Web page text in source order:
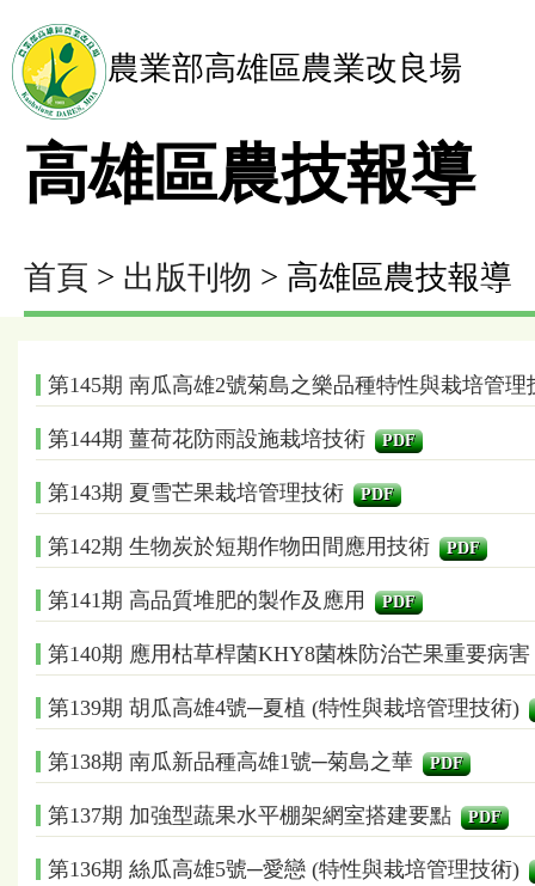
農業部高雄區農業改良場
高雄區農技報導
首頁 > 出版刊物 > 高雄區農技報導
第145期 南瓜高雄2號菊島之樂品種特性與栽培管
第144期 薑荷花防雨設施栽培技術 PDF
第143期 夏雪芒果栽培管理技術 PDF
第142期 生物炭於短期作物田間應用技術 PDF
第141期 高品質堆肥的製作及應用 PDF
第140期 應用枯草桿菌KHY8菌株防治芒果重要病害
第139期 胡瓜高雄4號─夏植 (特性與栽培管理技術)
第138期 南瓜新品種高雄1號─菊島之華 PDF
第137期 加強型蔬果水平棚架網室搭建要點 PDF
第136期 絲瓜高雄5號─愛戀 (特性與栽培管理技術)